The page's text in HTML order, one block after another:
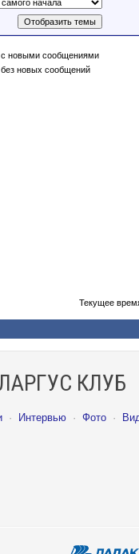
новыми сообщениями
новых сообщений
Текущее
КЛУБ
· Интервью · Фото ·